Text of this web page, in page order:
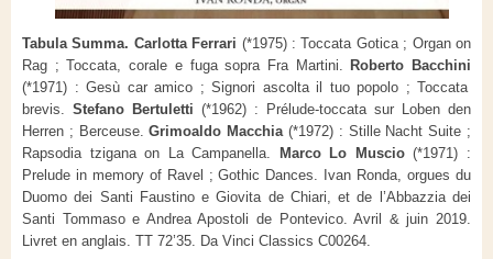
Tabula Summa. Carlotta Ferrari (*1975) : Toccata Gotica ; Organ on
Rag ; Toccata, corale e fuga sopra Fra Martini.Roberto Bacchini
(*1971) : Gesù car amico ; Signori ascolta il tuo popolo ; Toccata
brevis. Stefano Bertuletti (*1962) : Prélude-toccata sur Loben den
Herren ; Berceuse.Grimoaldo Macchia (*1972) : Stille Nacht Suite ;
Rapsodia tzigana on La Campanella. Marco Lo Muscio(*1971) :
Prelude in memory of Ravel ; Gothic Dances. Ivan Ronda, orgues du
Duomo dei Santi Faustino e Giovita de Chiari, et de l’Abbazzia dei
Santi Tommaso e Andrea Apostoli de Pontevico. Avril & juin 2019.
Livret en anglais. TT 72’35. Da Vinci Classics C00264.